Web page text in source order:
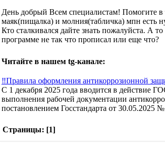
День добрый Всем специалистам! Помогите
маяк(пищалка) и молния(табличка) мпн есть
Кто сталкивался дайте знать пожалуйста. А
программе не так что прописал или еще что?
Читайте в нашем tg-канале:
‼️Правила оформления антикоррозионной
С 1 декабря 2025 года вводится в действие
выполнения рабочей документации
постановлением Госстандарта от 30.05.2025
Страницы: [1]